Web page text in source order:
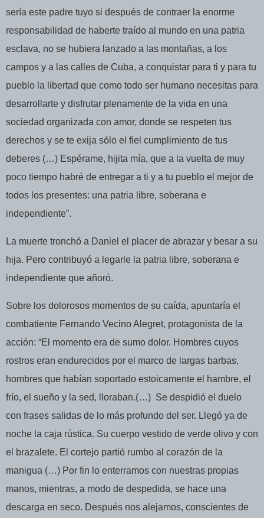
sería este padre tuyo si después de contraer la enorme
responsabilidad de haberte traído al mundo en una patria
esclava, no se hubiera lanzado a las montañas, a los
campos y a las calles de Cuba, a conquistar para ti y para tu
pueblo la libertad que como todo ser humano necesitas para
desarrollarte y disfrutar plenamente de la vida en una
sociedad organizada con amor, donde se respeten tus
derechos y se te exija sólo el fiel cumplimiento de tus
deberes (…) Espérame, hijita mía, que a la vuelta de muy
poco tiempo habré de entregar a ti y a tu pueblo el mejor de
todos los presentes: una patria libre, soberana e
independiente”.
La muerte tronchó a Daniel el placer de abrazar y besar a su
hija. Pero contribuyó a legarle la patria libre, soberana e
independiente que añoró.
Sobre los dolorosos momentos de su caída, apuntaría el
combatiente Fernando Vecino Alegret, protagonista de la
acción: “El momento era de sumo dolor. Hombres cuyos
rostros eran endurecidos por el marco de largas barbas,
hombres que habían soportado estoicamente el hambre, el
frío, el sueño y la sed, lloraban.(…) Se despidió el duelo
con frases salidas de lo más profundo del ser. Llegó ya de
noche la caja rústica. Su cuerpo vestido de verde olivo y con
el brazalete. El cortejo partió rumbo al corazón de la
manigua (…) Por fin lo enterramos con nuestras propias
manos, mientras, a modo de despedida, se hace una
descarga en seco. Después nos alejamos, conscientes de